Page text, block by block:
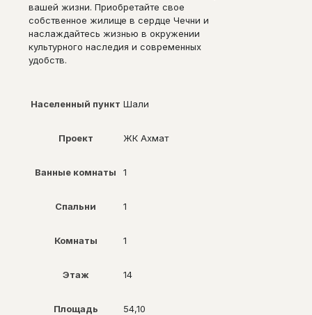
вашей жизни. Приобретайте свое
собственное жилище в сердце Чечни и
наслаждайтесь жизнью в окружении
культурного наследия и современных
удобств.
Населенный пункт Шали
Проект ЖК Ахмат
Ванные комнаты 1
Спальни 1
Комнаты 1
Этаж 14
Площадь 54,10